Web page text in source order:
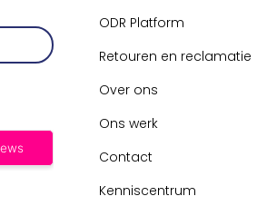
ODR Platform
Retouren en reclamatie
Over ons
Ons werk
Contact
Kenniscentrum